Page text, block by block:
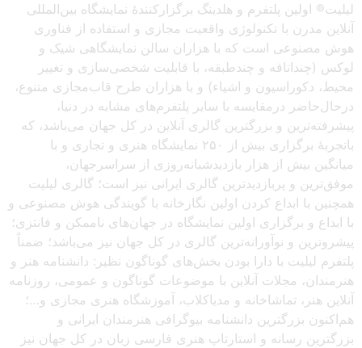
لیلیت® اولین پلتفرم و هلدینگ برگزارکنندهٔ نمایشگاه بین‌المللی
آنلاین مدرن با تکنولوژی واقعیت مجازی و استفاده از فناوری
هوش مصنوعی است که با هزاران سالن نمایشگاهی شیک و
لوکس (چنداتاقه و چندطبقه، با قابلیت شخصی‌سازی و تغییر
محیط، دکوراسیون و اشیاء) و با هزاران طرح قاب‌مجازی متنوع،
درحال‌حاضر درمقایسه با سایر پلتفرم‌های مشابه در دنیا،
پیشرفته‌ترین و بزرگترین گالری آنلاین در کل جهان می‌باشد، که
باتجربهٔ برگزاری بیش از ۲۵۰ نمایشگاه هنری و تجاری و با
میانگین بیش از هزار بازدیدشبانه‌روزی از سراسرجهان،
موفق‌ترین و پربازدیدترین گالری ایرانی نیز است؛ گالری لیلیت
همچنین با ابداع کردن اولین نگارخانه با گویندگی هوش مصنوعی و
با ابداع و برگزاری اولین نمایشگاه در جهان‌های ناممکن و فانتزی؛
پیشروترین و نوآورانه‌ترین گالری در کل جهان نیز می‌باشد؛ ضمناً
پلتفرم لیلیت با دارا بودن بخش‌های گوناگون نظیر: دانشنامه هنر و
هنرمندان، مجلات آنلاین با موضوعات گوناگون و عمومی، روزنامه
آنلاین هنر، تماشاخانه و مدیاکلاب، آموزشگاه هنری مجازی و…؛
هم‌اکنون بزرگترین دانشنامه بیوگرافی هنرمندان ایرانی و
بزرگترین رسانه و استارتاپ هنری فارسی زبان در کل جهان نیز